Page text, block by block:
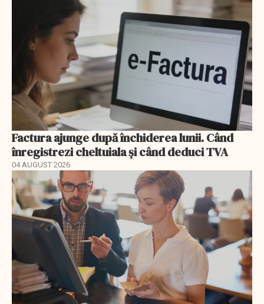
Factura ajunge după închiderea lunii. Când
înregistrezi cheltuiala și când deduci TVA
04 AUGUST 2026